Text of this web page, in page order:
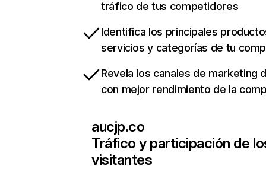
tráfico de tus competidores
Identifica los principales
servicios y categorías de tu
Revela los canales de marketing
con mejor rendimiento de la
aucjp.co
Tráfico y participación de
visitantes